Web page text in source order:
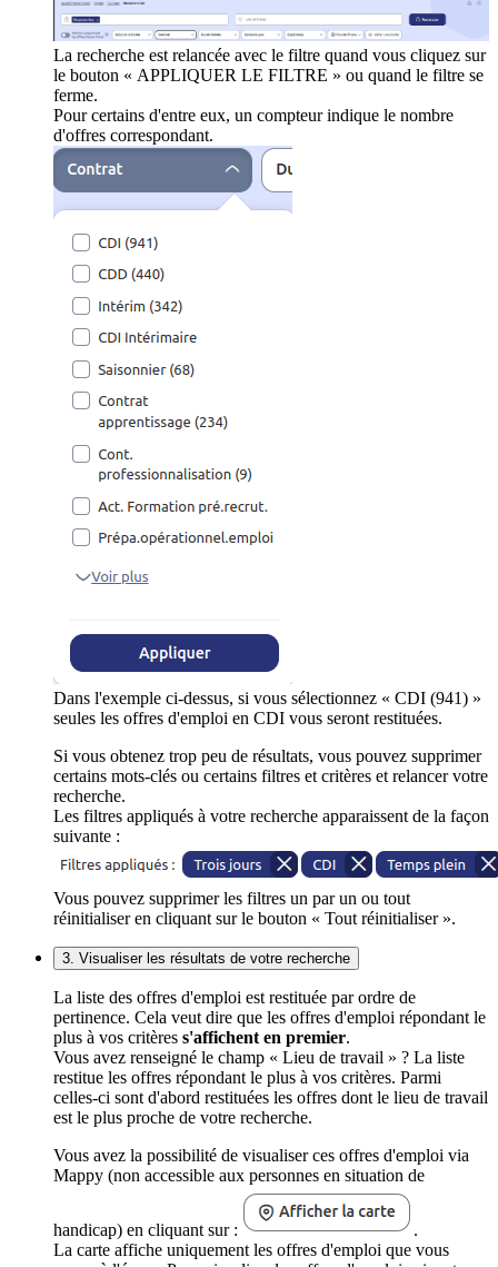
La recherche est relancée avec le filtre quand vous cliquez sur
le bouton « APPLIQUER LE FILTRE » ou quand le filtre se
ferme.
Pour certains d'entre eux, un compteur indique le nombre
d'offres correspondant.
Dans l'exemple ci-dessus, si vous sélectionnez « CDI (941) »
seules les offres d'emploi en CDI vous seront restituées.
Si vous obtenez trop peu de résultats, vous pouvez supprimer
certains mots-clés ou certains filtres et critères et relancer votre
recherche.
Les filtres appliqués à votre recherche apparaissent de la façon
suivante :
Vous pouvez supprimer les filtres un par un ou tout
réinitialiser en cliquant sur le bouton « Tout réinitialiser ».
3. Visualiser les résultats de votre recherche
La liste des offres d'emploi est restituée par ordre de
pertinence. Cela veut dire que les offres d'emploi répondant le
plus à vos critères s'affichent en premier.
Vous avez renseigné le champ « Lieu de travail » ? La liste
restitue les offres répondant le plus à vos critères. Parmi
celles-ci sont d'abord restituées les offres dont le lieu de travail
est le plus proche de votre recherche.
Vous avez la possibilité de visualiser ces offres d'emploi via
Mappy (non accessible aux personnes en situation de
handicap) en cliquant sur :
.
La carte affiche uniquement les offres d'emploi que vous